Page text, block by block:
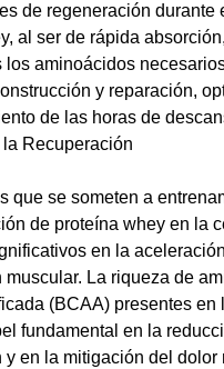
de regeneración durante
al ser de rápida
los aminoácidos
y reparación,
de las horas de
la Recuperación
que se someten a
de proteína whey en la
en la
muscular. La riqueza de
(BCAA) presentes en
fundamental en la
y en la mitigación del dolor